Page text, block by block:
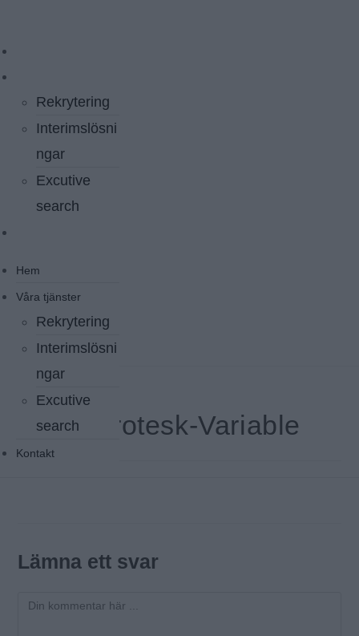
innehållet
Rekrytering
Interimslösni
ngar
Excutive
search
Hem
Våra tjänster
Rekrytering
Interimslösni
ngar
Excutive
search
Kontakt
ClashGrotesk-Variable
Lämna ett svar
Kommentar